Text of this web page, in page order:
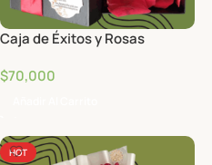
Caja de Éxitos y Rosas
$70,000
HOT